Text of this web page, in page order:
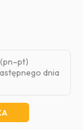
(pn–pt)
dnia